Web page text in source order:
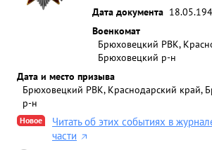
Дата документа
Военкомат
Брюховецкий РВК,
Брюховецкий р-н
Дата и место призыва
Брюховецкий РВК, Краснодарский край,
р-н
Новое
Читать об этих событиях в
части